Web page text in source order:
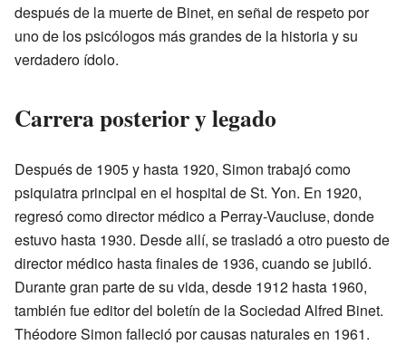
después de la muerte de Binet, en señal de respeto por
uno de los psicólogos más grandes de la historia y su
verdadero ídolo.
Carrera posterior y legado
Después de 1905 y hasta 1920, Simon trabajó como
psiquiatra principal en el hospital de St. Yon. En 1920,
regresó como director médico a Perray-Vaucluse, donde
estuvo hasta 1930. Desde allí, se trasladó a otro puesto de
director médico hasta finales de 1936, cuando se jubiló.
Durante gran parte de su vida, desde 1912 hasta 1960,
también fue editor del boletín de la Sociedad Alfred Binet.
Théodore Simon falleció por causas naturales en 1961.